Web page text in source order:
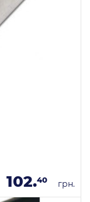
102.40 грн.